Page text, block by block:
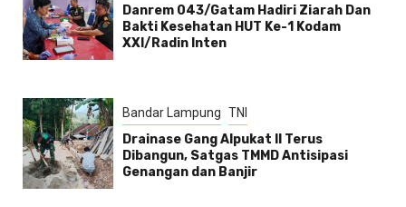
Danrem 043/Gatam Hadiri Ziarah Dan
Bakti Kesehatan HUT Ke-1 Kodam
XXI/Radin Inten
Bandar Lampung TNI
Drainase Gang Alpukat II Terus
Dibangun, Satgas TMMD Antisipasi
Genangan dan Banjir